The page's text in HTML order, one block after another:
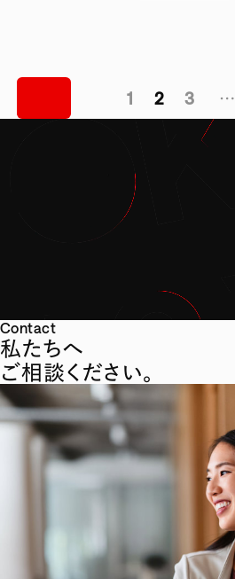
1 2 3 …
Contact
私たちへ
ご相談ください。